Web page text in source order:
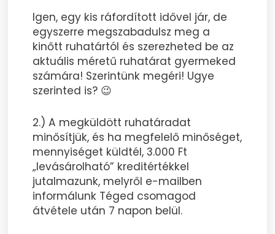
Igen, egy kis ráfordított idővel jár, de
egyszerre megszabadulsz meg a
kinőtt ruhatártól és szerezheted be az
aktuális méretű ruhatárat gyermeked
számára! Szerintünk megéri! Ugye
szerinted is? 😉
2.) A megküldött ruhatáradat
minősítjük, és ha megfelelő minőséget,
mennyiséget küldtél, 3.000 Ft
„levásárolható” kreditértékkel
jutalmazunk, melyről e-mailben
informálunk Téged csomagod
átvétele után 7 napon belül.